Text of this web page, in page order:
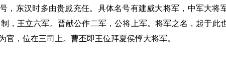
东汉时多由贵戚充任。具体名号有建威大将军，中军大将
，王立六军。晋献公作二军，公将上军。将军之名，起于此也
，位在三司上。曹丕即王位拜夏侯惇大将军。